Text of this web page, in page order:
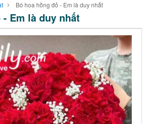
Bó hoa hồng đỏ - Em là duy nhất
Em là duy nhất